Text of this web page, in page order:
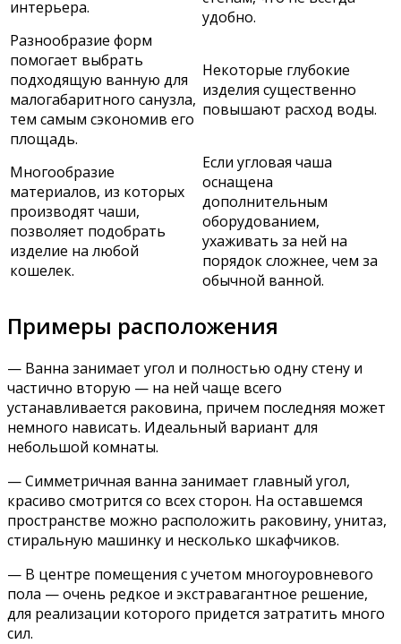
интерьера.
удобно.
Разнообразие форм
помогает выбрать
подходящую ванную для
малогабаритного санузла,
тем самым сэкономив его
площадь.
Некоторые глубокие
изделия существенно
повышают расход воды.
Многообразие
материалов, из которых
производят чаши,
позволяет подобрать
изделие на любой
кошелек.
Если угловая чаша
оснащена
дополнительным
оборудованием,
ухаживать за ней на
порядок сложнее, чем за
обычной ванной.
Примеры расположения
— Ванна занимает угол и полностью одну стену и
частично вторую — на ней чаще всего
устанавливается раковина, причем последняя может
немного нависать. Идеальный вариант для
небольшой комнаты.
— Симметричная ванна занимает главный угол,
красиво смотрится со всех сторон. На оставшемся
пространстве можно расположить раковину, унитаз,
стиральную машинку и несколько шкафчиков.
— В центре помещения с учетом многоуровневого
пола — очень редкое и экстравагантное решение,
для реализации которого придется затратить много
сил.